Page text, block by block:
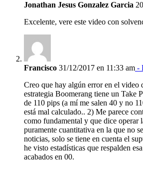
Jonathan Jesus Gonzalez Garcia
Excelente, vere este video con
Francisco 31/12/2017 en 11:33 am -
Creo que hay algún error en el video
estrategia Boomerang tiene un Take
de 110 pips (a mí me salen 40 y no
está mal calculado.. 2) Me parece
como fundamental y que dice operar
puramente cuantitativa en la que no
noticias, solo se tiene en cuenta el
he visto estadísticas que respalden
acabados en 00.